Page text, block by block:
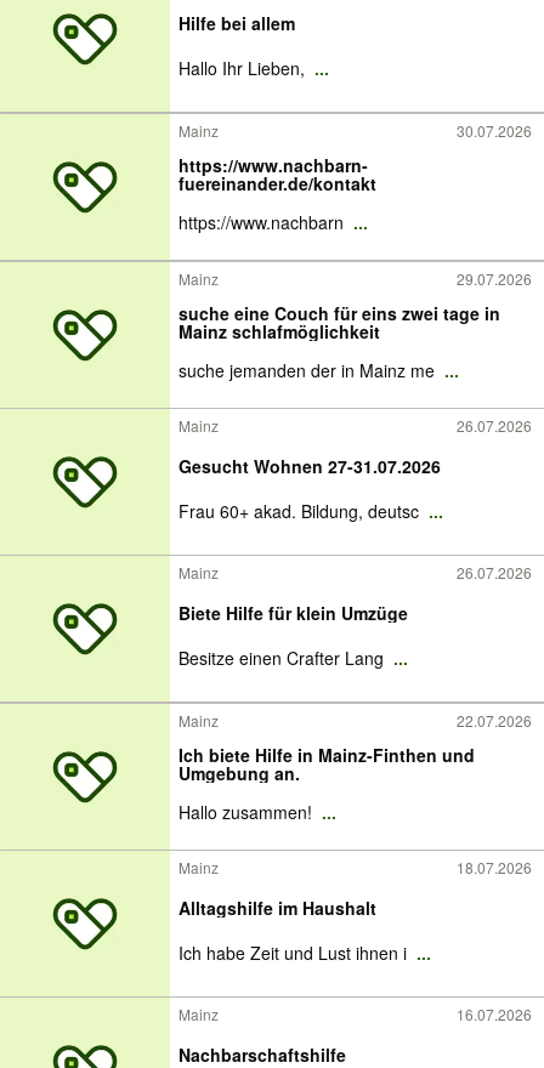
Hilfe bei allem
Hallo Ihr Lieben, ...
Mainz 30.07.2026
https://www.nachbarn-
fuereinander.de/kontakt
https://www.nachbarn ...
Mainz 29.07.2026
suche eine Couch für eins zwei tage in
Mainz schlafmöglichkeit
suche jemanden der in Mainz me ...
Mainz 26.07.2026
Gesucht Wohnen 27-31.07.2026
Frau 60+ akad. Bildung, deutsc ...
Mainz 26.07.2026
Biete Hilfe für klein Umzüge
Besitze einen Crafter Lang ...
Mainz 22.07.2026
Ich biete Hilfe in Mainz-Finthen und
Umgebung an.
Hallo zusammen! ...
Mainz 18.07.2026
Alltagshilfe im Haushalt
Ich habe Zeit und Lust ihnen i ...
Mainz 16.07.2026
Nachbarschaftshilfe